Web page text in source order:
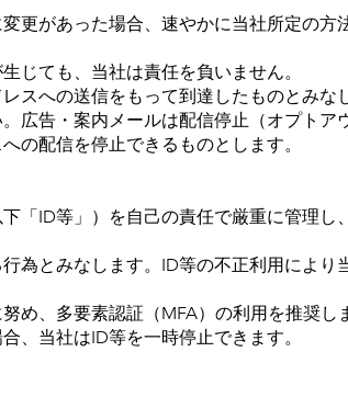
更があった場合、速やかに当社所定の方
じても、当社は責任を負いません。
スへの送信をもって到達したものとみな
広告・案内メールは配信停止（オプトア
の配信を停止できるものとします。
「ID等」）を自己の責任で厳重に管理し
為とみなします。ID等の不正利用により
め、多要素認証（MFA）の利用を推奨し
、当社はID等を一時停止できます。